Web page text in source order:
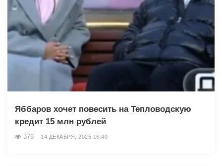
Яббаров хочет повесить на Тепловодскую
кредит 15 млн рублей
376 14 ДЕКАБРЯ, 2025 16:40